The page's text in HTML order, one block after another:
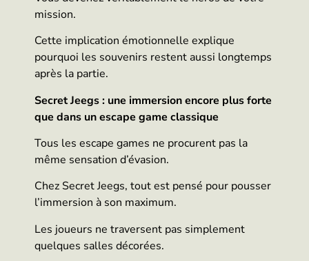
mission.
Cette implication émotionnelle explique
pourquoi les souvenirs restent aussi longtemps
après la partie.
Secret Jeegs : une immersion encore plus forte
que dans un escape game classique
Tous les escape games ne procurent pas la
même sensation d’évasion.
Chez Secret Jeegs, tout est pensé pour pousser
l’immersion à son maximum.
Les joueurs ne traversent pas simplement
quelques salles décorées.